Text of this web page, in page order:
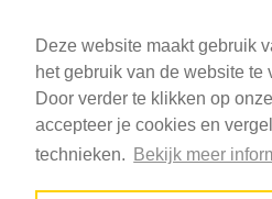
Deze website maakt gebruik
het gebruik van de website te
Door verder te klikken op
accepteer je cookies en
technieken.
Bekijk meer
Downloads
Volg ons